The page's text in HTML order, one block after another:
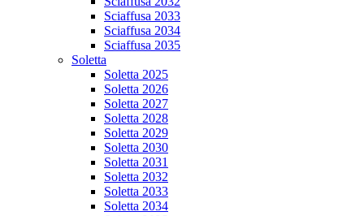
Sciaffusa 2033
Sciaffusa 2034
Sciaffusa 2035
Soletta
Soletta 2025
Soletta 2026
Soletta 2027
Soletta 2028
Soletta 2029
Soletta 2030
Soletta 2031
Soletta 2032
Soletta 2033
Soletta 2034